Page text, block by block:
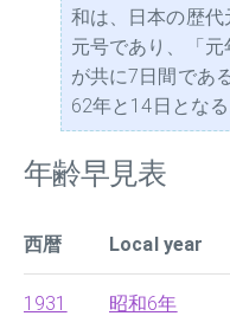
和は、日本の歴
元号であり、「
が共に7日間であ
62年と14日とな
年齢早見表
西暦 Local year
1931 昭和6年